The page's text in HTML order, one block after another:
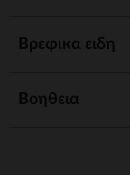
Βρεφικα ειδη
Βοηθεια